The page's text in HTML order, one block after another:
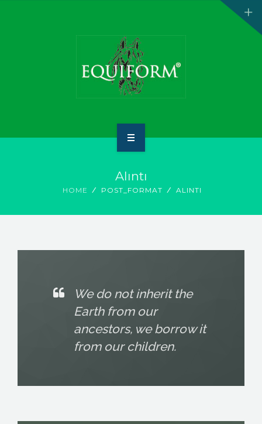
Alıntı
HOME POST_FORMAT ALINTI
We do not inherit the
Earth from our
ancestors, we borrow it
from our children.